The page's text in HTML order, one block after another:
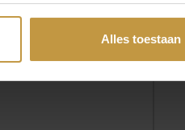
Alles toestaan
11XXX-TULP TULP
LIMITED EDITIE
Direct leverbaar, 1 werkdag